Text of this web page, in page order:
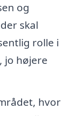
og
skal
rolle i
jo højere
hvor